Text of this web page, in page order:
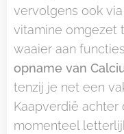
vervolgens ook
vitamine omgezet
waaier aan
opname van
tenzij je net een
Kaapverdië
momenteel